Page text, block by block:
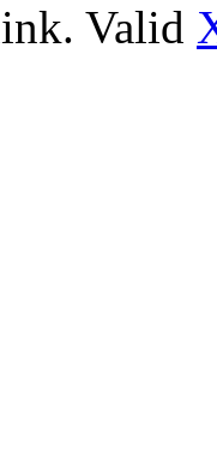
Valid